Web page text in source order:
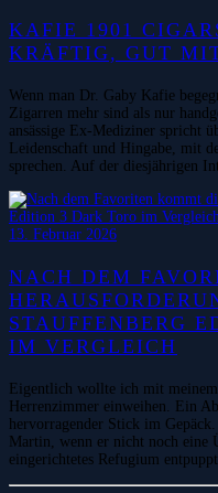
KAFIE 1901
KRÄFTIG, GUT
Wenn man Dr. Gaby Kafie
Zigarren mehr sind als nur
ansässige Ex-Mediziner spricht
Leidenschaft und Hingabe, mit
sprechen. Auf der diesjährigen
13. Februar 2026
NACH DEM
STAUFFENBERG
IM VERGLEICH
Eigentlich wollte ich mit
Herrenzimmer einweihen. Ein
hervorragender Stick im
Martin, wenn er nicht noch eine
eingerichtetes Refugium